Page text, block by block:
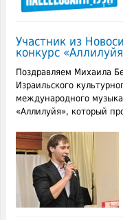
Участник из
конкурс
Поздравляем Михаила
Израильского
международного
«Аллилуйя», который